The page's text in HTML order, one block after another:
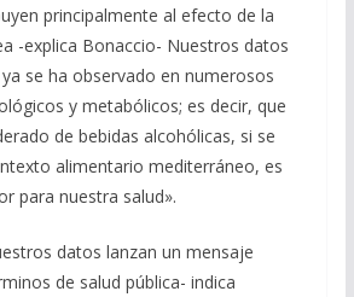
principalmente al efecto de la
-explica Bonaccio- Nuestros datos
se ha observado en numerosos
y metabólicos; es decir, que
de bebidas alcohólicas, si se
alimentario mediterráneo, es
para nuestra salud».
datos lanzan un mensaje
de salud pública- indica